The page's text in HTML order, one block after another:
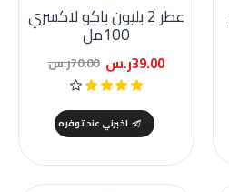
عطر 2 بليون باكو لاكسري
100مل
39.00ر.س 70.00ر.س
اخبرني عند توفره